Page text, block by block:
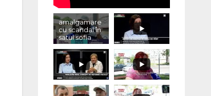
amalgamare
cu scandal în
satul sofia